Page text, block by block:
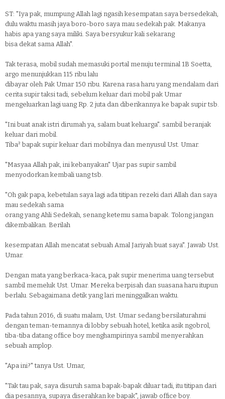
ST: "Iya pak, mumpung Allah lagi ngasih kesempatan saya bersedekah,
dulu waktu masih jaya boro-boro saya mau sedekah pak. Makanya
habis apa yang saya miliki. Saya bersyukur kali sekarang
bisa dekat sama Allah".
Tak terasa, mobil sudah memasuki portal menuju terminal 1B Soetta,
argo menunjukkan 115 ribu lalu
dibayar oleh Pak Umar 150 ribu. Karena rasa haru yang mendalam dari
cerita supir taksi tadi, sebelum keluar dari mobil pak Umar
mengeluarkan lagi uang Rp. 2 juta dan diberikannya ke bapak supir tsb.
"Ini buat anak istri dirumah ya, salam buat keluarga". sambil beranjak
keluar dari mobil.
Tiba² bapak supir keluar dari mobilnya dan menyusul Ust. Umar.
"Masyaa Allah pak, ini kebanyakan" Ujar pas supir sambil
menyodorkan kembali uang tsb.
"Oh gak papa, kebetulan saya lagi ada titipan rezeki dari Allah dan saya
mau sedekah sama
orang yang Ahli Sedekah, senang ketemu sama bapak. Tolong jangan
dikembalikan. Berilah
kesempatan Allah mencatat sebuah Amal Jariyah buat saya". Jawab Ust.
Umar.
Dengan mata yang berkaca-kaca, pak supir menerima uang tersebut
sambil memeluk Ust. Umar. Mereka berpisah dan suasana haru itupun
berlalu. Sebagaimana detik yang lari meninggalkan waktu.
Pada tahun 2016, di suatu malam, Ust. Umar sedang bersilaturahmi
dengan teman-temannya di lobby sebuah hotel, ketika asik ngobrol,
tiba-tiba datang office boy menghampirinya sambil menyerahkan
sebuah amplop.
"Apa ini?" tanya Ust. Umar,
"Tak tau pak, saya disuruh sama bapak-bapak diluar tadi, itu titipan dari
dia pesannya, supaya diserahkan ke bapak", jawab office boy.